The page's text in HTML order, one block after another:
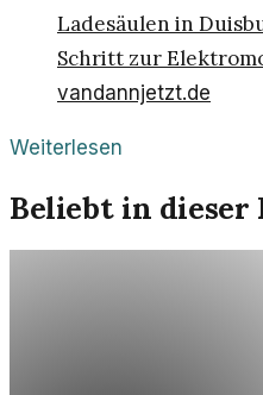
Ladesäulen in
Schritt zur
vandannjetzt.de
Weiterlesen
Beliebt in dieser